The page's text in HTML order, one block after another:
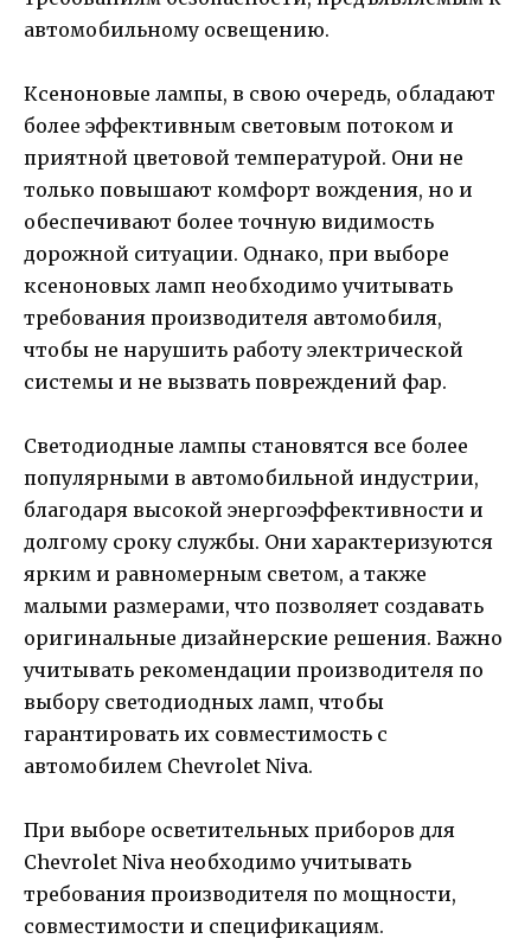
автомобильному освещению.
Ксеноновые лампы, в свою очередь, обладают
более эффективным световым потоком и
приятной цветовой температурой. Они не
только повышают комфорт вождения, но и
обеспечивают более точную видимость
дорожной ситуации. Однако, при выборе
ксеноновых ламп необходимо учитывать
требования производителя автомобиля,
чтобы не нарушить работу электрической
системы и не вызвать повреждений фар.
Светодиодные лампы становятся все более
популярными в автомобильной индустрии,
благодаря высокой энергоэффективности и
долгому сроку службы. Они характеризуются
ярким и равномерным светом, а также
малыми размерами, что позволяет создавать
оригинальные дизайнерские решения. Важно
учитывать рекомендации производителя по
выбору светодиодных ламп, чтобы
гарантировать их совместимость с
автомобилем Chevrolet Niva.
При выборе осветительных приборов для
Chevrolet Niva необходимо учитывать
требования производителя по мощности,
совместимости и спецификациям.